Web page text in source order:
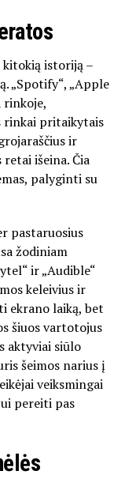
kitokią istoriją –
„Spotify“, „Apple
rinkoje,
rinkai pritaikytais
ir
išeina. Čia
palyginti su
pastaruosius
žodiniam
ir „Audible“
keleivius ir
ekrano laiką, bet
šiuos vartotojus
aktyviai siūlo
šeimos narius į
veiksmingai
pereiti pas